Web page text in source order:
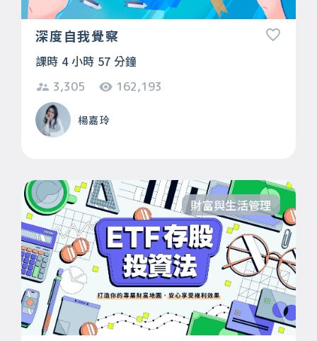
深度自我覺察
課時 4 小時 57 分鐘
3,305 162,193
楊嘉玲
財富與生活管理